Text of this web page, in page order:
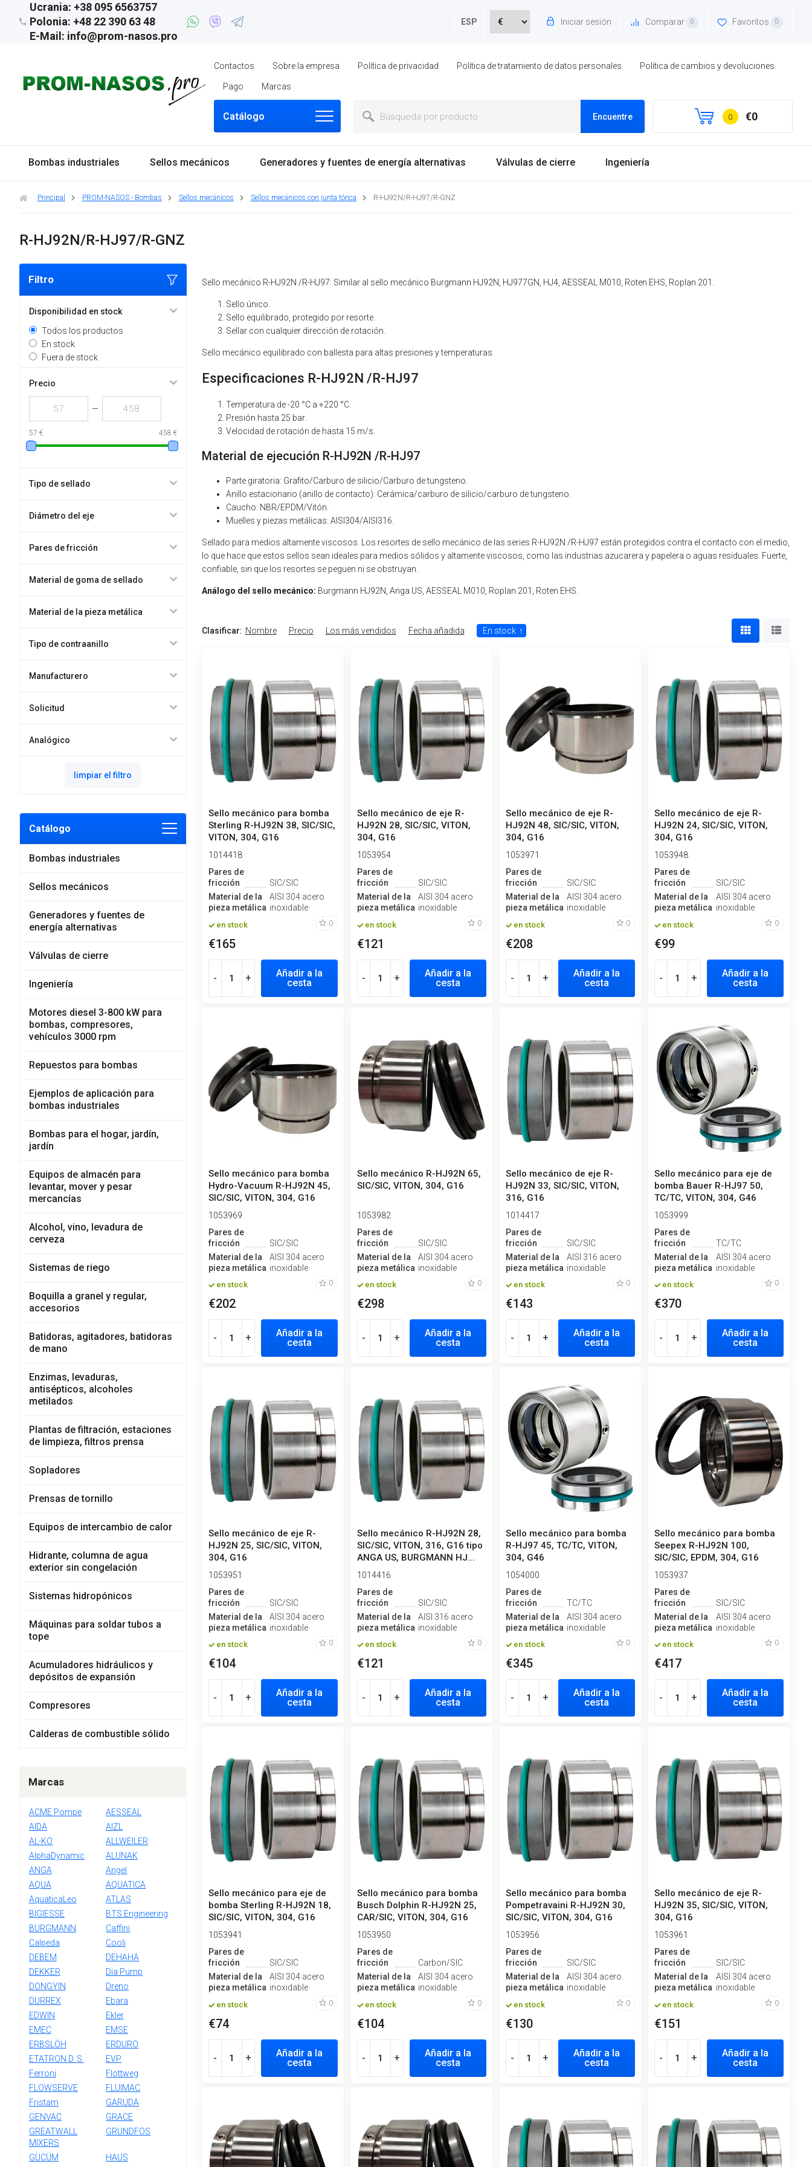
Ucrania: +38 095 6563757
Polonia: +48 22 390 63 48
E-Mail: info@prom-nasos.pro
ESP Iniciar sesión Comparar 0 Favoritos 0
Contactos Sobre la empresa Política de privacidad Política de tratamiento de datos personales Política de cambios y devoluciones
Pago Marcas
Catálogo Encuentre 0 €0
Bombas industriales Sellos mecánicos Generadores y fuentes de energía alternativas Válvulas de cierre Ingeniería
Principal PROM-NASOS - Bombas Sellos mecánicos Sellos mecánicos con junta tórica R-HJ92N/R-HJ97/R-GNZ
R-HJ92N/R-HJ97/R-GNZ
Filtro
Disponibilidad en stock
Todos los productos
En stock
Fuera de stock
Precio
—
57 € 458 €
Tipo de sellado
Diámetro del eje
Pares de fricción
Material de goma de sellado
Material de la pieza metálica
Tipo de contraanillo
Manufacturero
Solicitud
Analógico
limpiar el filtro
Catálogo
Bombas industriales
Sellos mecánicos
Generadores y fuentes de
energía alternativas
Válvulas de cierre
Ingeniería
Motores diesel 3-800 kW para
bombas, compresores,
vehículos 3000 rpm
Repuestos para bombas
Ejemplos de aplicación para
bombas industriales
Bombas para el hogar, jardín,
jardín
Equipos de almacén para
levantar, mover y pesar
mercancías
Alcohol, vino, levadura de
cerveza
Sistemas de riego
Boquilla a granel y regular,
accesorios
Batidoras, agitadores, batidoras
de mano
Enzimas, levaduras,
antisépticos, alcoholes
metilados
Plantas de filtración, estaciones
de limpieza, filtros prensa
Sopladores
Prensas de tornillo
Equipos de intercambio de calor
Hidrante, columna de agua
exterior sin congelación
Sistemas hidropónicos
Máquinas para soldar tubos a
tope
Acumuladores hidráulicos y
depósitos de expansión
Compresores
Calderas de combustible sólido
Marcas
ACME Pompe
AESSEAL
AIDA
AIZL
AL-KO
ALLWEILER
AlphaDynamic
ALUNAK
ANGA
Angel
AQUA
AQUATICA
AquaticaLeo
ATLAS
BIGIESSE
BTS Engineering
BURGMANN
Caffini
Calpeda
Cooli
DEBEM
DEHAHA
DEKKER
Dia Pump
DONGYIN
Dreno
DURREX
Ebara
EDWIN
Ekler
EMEC
EMSE
ERBSLÖH
ERDURO
ETATRON D. S.
EVP
Ferroni
Flottweg
FLOWSERVE
FLUIMAC
Fristam
GARUDA
GENVAC
GRACE
GREATWALL
MIXERS
GRUNDFOS
GÜCÜM HAUS
Sello mecánico R-HJ92N /R-HJ97: Similar al sello mecánico Burgmann HJ92N, HJ977GN, HJ4, AESSEAL M010, Roten EHS, Roplan 201.
Sello único.
Sello equilibrado, protegido por resorte.
Sellar con cualquier dirección de rotación.
Sello mecánico equilibrado con ballesta para altas presiones y temperaturas.
Especificaciones R-HJ92N /R-HJ97
Temperatura de -20 °C a +220 °C.
Presión hasta 25 bar.
Velocidad de rotación de hasta 15 m/s.
Material de ejecución R-HJ92N /R-HJ97
Parte giratoria: Grafito/Carburo de silicio/Carburo de tungsteno.
Anillo estacionario (anillo de contacto): Cerámica/carburo de silicio/carburo de tungsteno.
Caucho: NBR/EPDM/Vitón.
Muelles y piezas metálicas: AISI304/AISI316.
Sellado para medios altamente viscosos. Los resortes de sello mecánico de las series R-HJ92N /R-HJ97 están protegidos contra el contacto con el medio,
lo que hace que estos sellos sean ideales para medios sólidos y altamente viscosos, como las industrias azucarera y papelera o aguas residuales. Fuerte,
confiable, sin que los resortes se peguen ni se obstruyan.
Análogo del sello mecánico: Burgmann HJ92N, Anga US, AESSEAL M010, Roplan 201, Roten EHS.
Clasificar: Nombre Precio Los más vendidos Fecha añadida En stock ↑
Sello mecánico para bomba
Sterling R-HJ92N 38, SIC/SIC,
VITON, 304, G16
1014418
Pares de
fricción
SIC/SIC
Material de la
pieza metálica
AISI 304 acero
inoxidable
en stock 0
€165
- +
Añadir a la
cesta
Sello mecánico de eje R-
HJ92N 28, SIC/SIC, VITON,
304, G16
1053954
Pares de
fricción
SIC/SIC
Material de la
pieza metálica
AISI 304 acero
inoxidable
en stock 0
€121
- +
Añadir a la
cesta
Sello mecánico de eje R-
HJ92N 48, SIC/SIC, VITON,
304, G16
1053971
Pares de
fricción
SIC/SIC
Material de la
pieza metálica
AISI 304 acero
inoxidable
en stock 0
€208
- +
Añadir a la
cesta
Sello mecánico de eje R-
HJ92N 24, SIC/SIC, VITON,
304, G16
1053948
Pares de
fricción
SIC/SIC
Material de la
pieza metálica
AISI 304 acero
inoxidable
en stock 0
€99
- +
Añadir a la
cesta
Sello mecánico para bomba
Hydro-Vacuum R-HJ92N 45,
SIC/SIC, VITON, 304, G16
1053969
Pares de
fricción
SIC/SIC
Material de la
pieza metálica
AISI 304 acero
inoxidable
en stock 0
€202
- +
Añadir a la
cesta
Sello mecánico R-HJ92N 65,
SIC/SIC, VITON, 304, G16
1053982
Pares de
fricción
SIC/SIC
Material de la
pieza metálica
AISI 304 acero
inoxidable
en stock 0
€298
- +
Añadir a la
cesta
Sello mecánico de eje R-
HJ92N 33, SIC/SIC, VITON,
316, G16
1014417
Pares de
fricción
SIC/SIC
Material de la
pieza metálica
AISI 316 acero
inoxidable
en stock 0
€143
- +
Añadir a la
cesta
Sello mecánico para eje de
bomba Bauer R-HJ97 50,
TC/TC, VITON, 304, G46
1053999
Pares de
fricción
TC/TC
Material de la
pieza metálica
AISI 304 acero
inoxidable
en stock 0
€370
- +
Añadir a la
cesta
Sello mecánico de eje R-
HJ92N 25, SIC/SIC, VITON,
304, G16
1053951
Pares de
fricción
SIC/SIC
Material de la
pieza metálica
AISI 304 acero
inoxidable
en stock 0
€104
- +
Añadir a la
cesta
Sello mecánico R-HJ92N 28,
SIC/SIC, VITON, 316, G16 tipo
ANGA US, BURGMANN HJ...
1014416
Pares de
fricción
SIC/SIC
Material de la
pieza metálica
AISI 316 acero
inoxidable
en stock 0
€121
- +
Añadir a la
cesta
Sello mecánico para bomba
R-HJ97 45, TC/TC, VITON,
304, G46
1054000
Pares de
fricción
TC/TC
Material de la
pieza metálica
AISI 304 acero
inoxidable
en stock 0
€345
- +
Añadir a la
cesta
Sello mecánico para bomba
Seepex R-HJ92N 100,
SIC/SIC, EPDM, 304, G16
1053937
Pares de
fricción
SIC/SIC
Material de la
pieza metálica
AISI 304 acero
inoxidable
en stock 0
€417
- +
Añadir a la
cesta
Sello mecánico para eje de
bomba Sterling R-HJ92N 18,
SIC/SIC, VITON, 304, G16
1053941
Pares de
fricción
SIC/SIC
Material de la
pieza metálica
AISI 304 acero
inoxidable
en stock 0
€74
- +
Añadir a la
cesta
Sello mecánico para bomba
Busch Dolphin R-HJ92N 25,
CAR/SIC, VITON, 304, G16
1053950
Pares de
fricción
Carbon/SIC
Material de la
pieza metálica
AISI 304 acero
inoxidable
en stock 0
€104
- +
Añadir a la
cesta
Sello mecánico para bomba
Pompetravaini R-HJ92N 30,
SIC/SIC, VITON, 304, G16
1053956
Pares de
fricción
SIC/SIC
Material de la
pieza metálica
AISI 304 acero
inoxidable
en stock 0
€130
- +
Añadir a la
cesta
Sello mecánico de eje R-
HJ92N 35, SIC/SIC, VITON,
304, G16
1053961
Pares de
fricción
SIC/SIC
Material de la
pieza metálica
AISI 304 acero
inoxidable
en stock 0
€151
- +
Añadir a la
cesta